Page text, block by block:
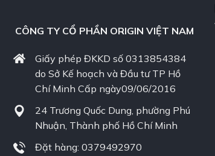
CÔNG TY CỔ PHẦN ORIGIN VIỆT NAM
Giấy phép ĐKKD số 0313854384
do Sở Kế hoạch và Đầu tư TP Hồ
Chí Minh Cấp ngày09/06/2016
24 Trương Quốc Dung, phường Phú
Nhuận, Thành phố Hồ Chí Minh
Đặt hàng: 0379492970